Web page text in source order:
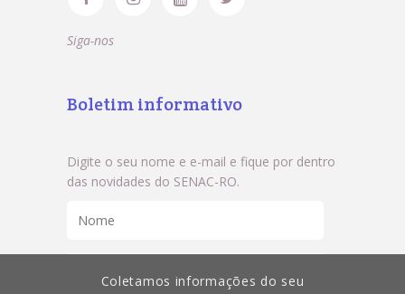
Siga-nos
Boletim informativo
Digite o seu nome e e-mail e fique por dentro
das novidades do SENAC-RO.
Coletamos informações do seu